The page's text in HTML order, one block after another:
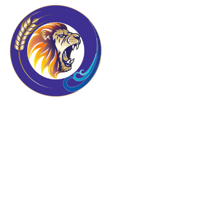
Conferencia con el
Hermano Sam Greene
en Bolivia!!!